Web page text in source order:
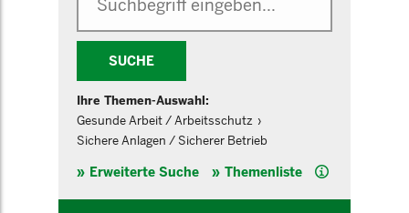
SUCHE
Ihre Themen-Auswahl:
Gesunde Arbeit / Arbeitsschutz
Sichere Anlagen / Sicherer Betrieb
Erweiterte Suche Themenliste Hilfe